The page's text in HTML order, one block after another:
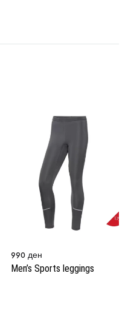
Men’s Sports leggings
990 ден